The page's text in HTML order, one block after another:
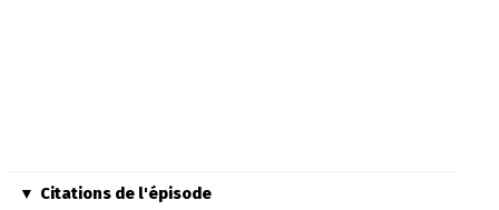
Citations de l'épisode